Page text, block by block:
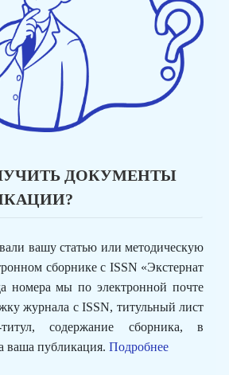
ДОКУМЕНТЫ
вашу статью или методическую
сборнике с ISSN «Экстернат
номера мы по электронной почте
журнала с ISSN, титульный лист
титул, содержание сборника, в
ваша публикация. Подробнее